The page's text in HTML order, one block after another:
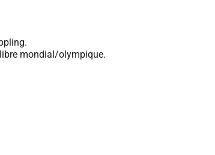
mondial/olympique.